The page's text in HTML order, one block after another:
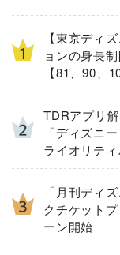
【東京ディ
ョンの身長
【81、90、
TDRアプリ
「ディズニ
ライオリテ
とは
「月刊ディ
クチケット
ーン開始